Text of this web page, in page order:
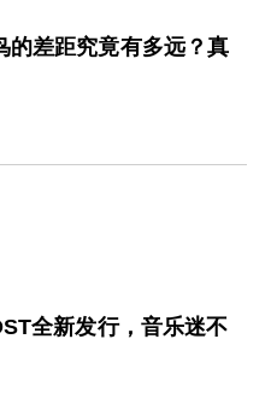
的差距究竟有多远？真
全新发行，音乐迷不